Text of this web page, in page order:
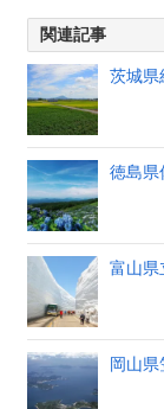
関連記事
茨城県
徳島県
富山県
岡山